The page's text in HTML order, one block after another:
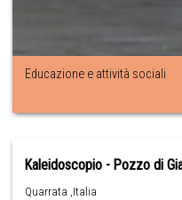
Educazione e attività sociali
Kaleidoscopio - Pozzo di
Quarrata ,Italia